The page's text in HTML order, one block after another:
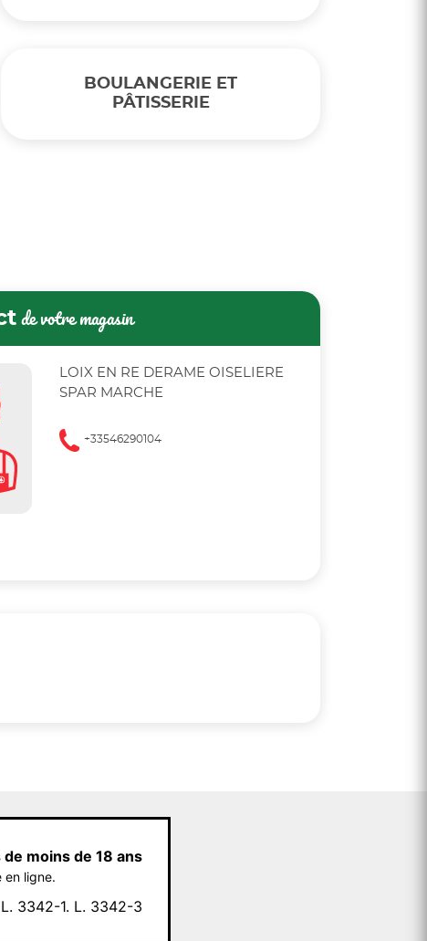
BOULANGERIE ET
PÂTISSERIE
de votre magasin
LOIX EN RE DERAME OISELIERE
SPAR MARCHE
+33546290104
moins de 18 ans
en ligne.
L. 3342-1. L. 3342-3